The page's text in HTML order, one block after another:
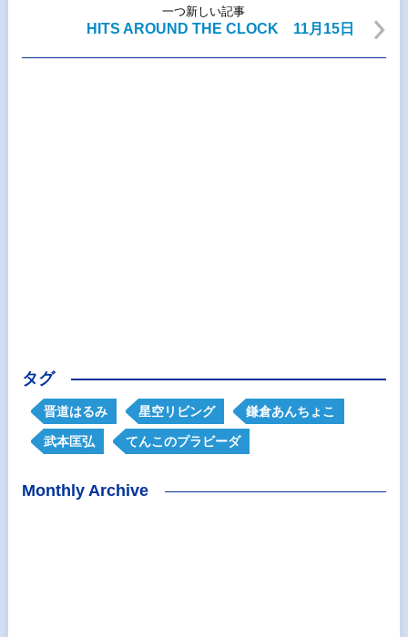
一つ新しい記事
HITS AROUND THE CLOCK 11月15日
タグ
晋道はるみ 星空リビング 鎌倉あんちょこ
武本匡弘 てんこのプラビーダ
Monthly Archive